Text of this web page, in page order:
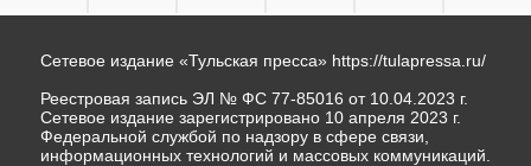
Сетевое издание «Тульская пресса» https://tulapressa.ru/
Реестровая запись ЭЛ № ФС 77-85016 от 10.04.2023 г.
Сетевое издание зарегистрировано 10 апреля 2023 г.
Федеральной службой по надзору в сфере связи,
информационных технологий и массовых коммуникаций.